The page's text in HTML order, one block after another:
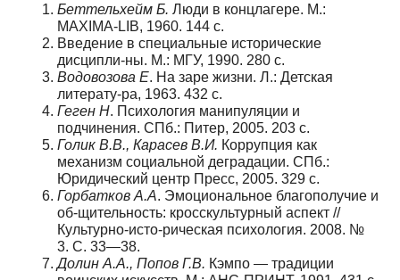
Беттельхейм Б. Люди в концлагере. М.:
MAXIMA-LIB, 1960. 144 с.
Введение в специальные исторические
дисципли-ны. М.: МГУ, 1990. 280 c.
Водовозова Е. На заре жизни. Л.: Детская
литерату-ра, 1963. 432 с.
Геген Н. Психология манипуляции и
подчинения. СПб.: Питер, 2005. 203 с.
Голик В.В., Карасев В.И. Коррупция как
механизм социальной деградации. СПб.:
Юридический центр Пресс, 2005. 329 с.
Горбатков А.А. Эмоциональное благополучие и
об-щительность: кросскультурный аспект //
Культурно-исто-рическая психология. 2008. №
3. С. 33—38.
Долин А.А., Попов Г.В. Кэмпо — традиции